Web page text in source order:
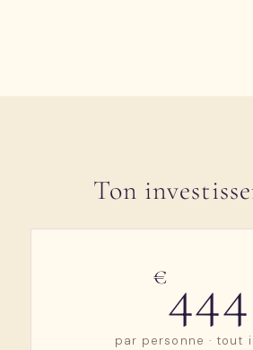
Ton
€444
par personne · tout